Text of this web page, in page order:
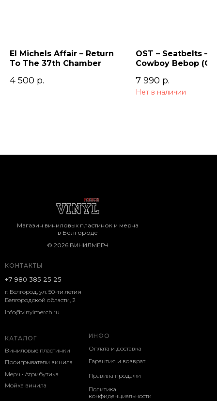
El Michels Affair – Return
To The 37th Chamber
4 500 р.
OST – Seatbelts –
Cowboy Bebop
7 990 р.
Нет в наличии
КОНТАКТЫ
г. Белгород, ул. 50-ти летия
Белгородской области, 2
КАТАЛОГ
Виниловые пластинки
ИНФО
Оплата и доставка
+7 980 385 25 25
Магазин виниловых пластинок и мерча
в Белгороде
Проигрыватели винила
Мерч · Атрибутика
Мойка винила
Гарантия и возврат
Политика
конфиденциальности
Правила продажи
© 2026 ВИНИЛМЕРЧ
info@vinylmerch.ru